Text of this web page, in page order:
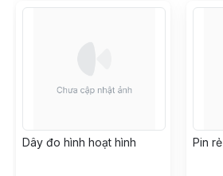
Dây đo hình hoạt hình Pin rẻ